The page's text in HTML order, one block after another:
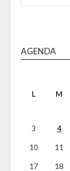
AGENDA
L M
3 4
10 11
17 18